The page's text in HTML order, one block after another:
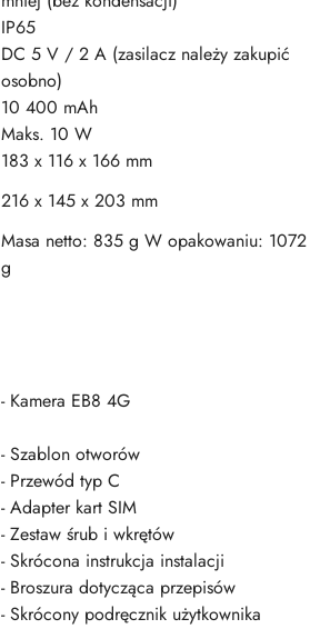
IP65
DC 5 V / 2 A (zasilacz należy zakupić
osobno)
10 400 mAh
Maks. 10 W
183 x 116 x 166 mm
216 x 145 x 203 mm
Masa netto: 835 g W opakowaniu: 1072
g
- Kamera EB8 4G
- Szablon otworów
- Przewód typ C
- Adapter kart SIM
- Zestaw śrub i wkrętów
- Skrócona instrukcja instalacji
- Broszura dotycząca przepisów
- Skrócony podręcznik użytkownika